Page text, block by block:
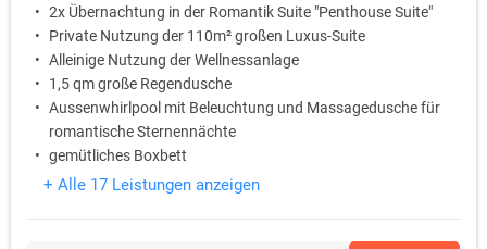
2x Übernachtung in der Romantik Suite "Penthouse Suite"
Private Nutzung der 110m² großen Luxus-Suite
Alleinige Nutzung der Wellnessanlage
1,5 qm große Regendusche
Aussenwhirlpool mit Beleuchtung und Massagedusche für
romantische Sternennächte
gemütliches Boxbett
+ Alle 17 Leistungen anzeigen